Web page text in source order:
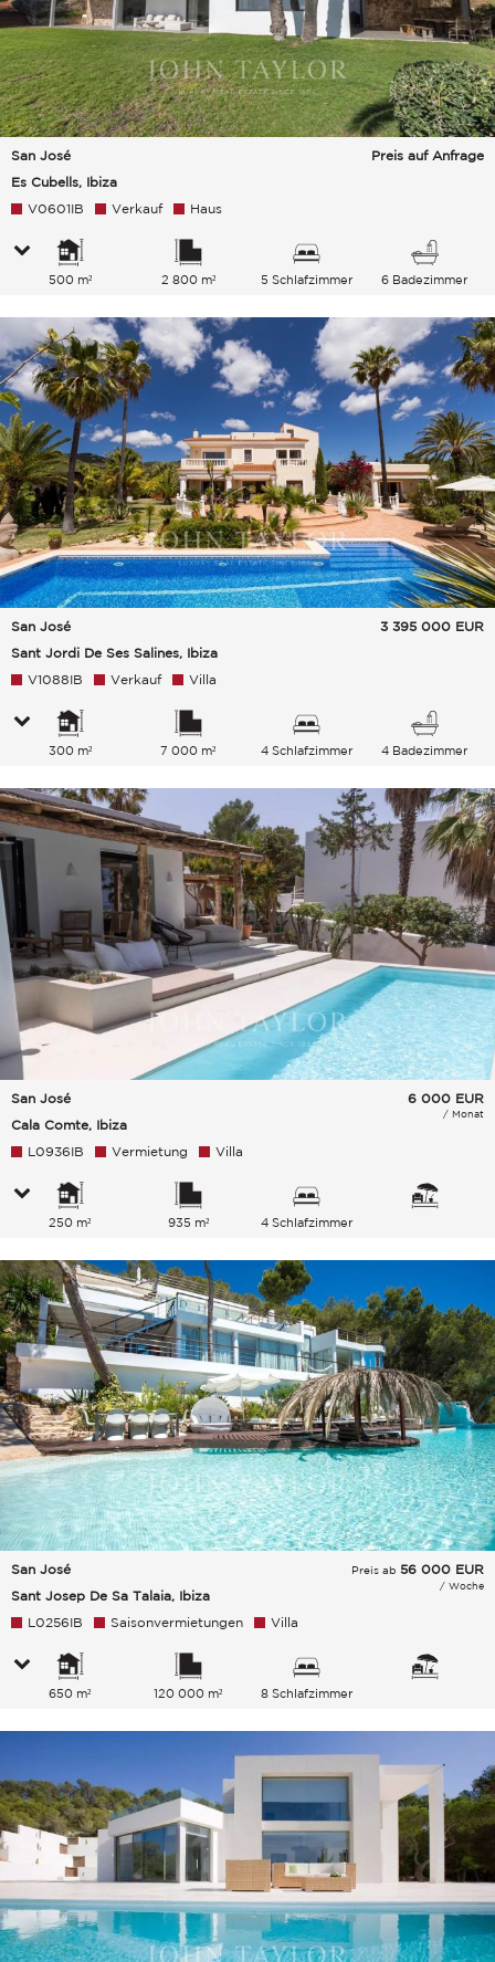
San José
Es Cubells, Ibiza
Preis auf Anfrage
V0601IB Verkauf Haus
500 m² 2 800 m² 5 Schlafzimmer 6 Badezimmer
San José
Sant Jordi De Ses Salines, Ibiza
3 395 000 EUR
V1088IB Verkauf Villa
300 m² 7 000 m² 4 Schlafzimmer 4 Badezimmer
San José
Cala Comte, Ibiza
6 000 EUR
/ Monat
L0936IB Vermietung Villa
250 m² 935 m² 4 Schlafzimmer
San José
Sant Josep De Sa Talaia, Ibiza
Preis ab 56 000 EUR
/ Woche
L0256IB Saisonvermietungen Villa
650 m² 120 000 m² 8 Schlafzimmer